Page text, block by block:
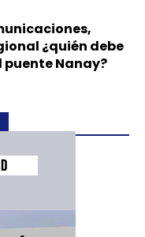
¿quién debe
Nanay?